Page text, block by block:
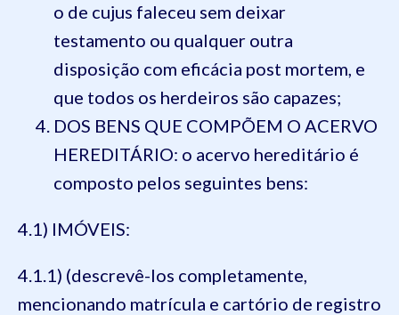
o de cujus faleceu sem deixar
testamento ou qualquer outra
disposição com eficácia post mortem, e
que todos os herdeiros são capazes;
DOS BENS QUE COMPÕEM O ACERVO
HEREDITÁRIO: o acervo hereditário é
composto pelos seguintes bens:
4.1) IMÓVEIS:
4.1.1) (descrevê-los completamente,
mencionando matrícula e cartório de registro